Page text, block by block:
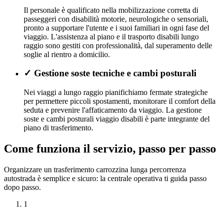
Il personale è qualificato nella mobilizzazione corretta di
passeggeri con disabilità motorie, neurologiche o sensoriali,
pronto a supportare l'utente e i suoi familiari in ogni fase del
viaggio. L'assistenza al piano e il trasporto disabili lungo
raggio sono gestiti con professionalità, dal superamento delle
soglie al rientro a domicilio.
✓ Gestione soste tecniche e cambi posturali
Nei viaggi a lungo raggio pianifichiamo fermate strategiche
per permettere piccoli spostamenti, monitorare il comfort della
seduta e prevenire l'affaticamento da viaggio. La gestione
soste e cambi posturali viaggio disabili è parte integrante del
piano di trasferimento.
Come funziona il servizio, passo per passo
Organizzare un trasferimento carrozzina lunga percorrenza
autostrada è semplice e sicuro: la centrale operativa ti guida passo
dopo passo.
1